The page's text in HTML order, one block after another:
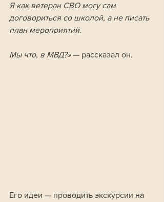
Я как ветеран СВО могу сам
договориться со школой, а не писать
план мероприятий.
Мы что, в МВД?» — рассказал он.
Его идеи — проводить экскурсии на